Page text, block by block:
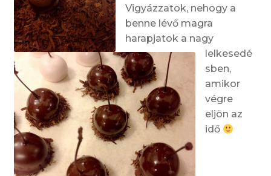
Vigyázzatok, nehogy a
benne lévő magra
harapjatok a nagy
lelkesedé
sben,
amikor
végre
eljön az
idő